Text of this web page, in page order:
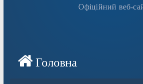
Офіційний веб-